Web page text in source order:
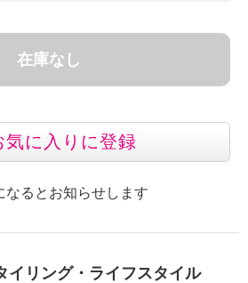
在庫なし
気に入りに登録
なるとお知らせします
イリング・ライフスタイル